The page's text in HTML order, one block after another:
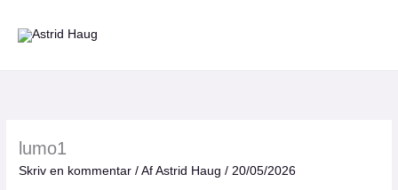
lumo1
Skriv en kommentar / AfAstrid Haug/20/05/2026